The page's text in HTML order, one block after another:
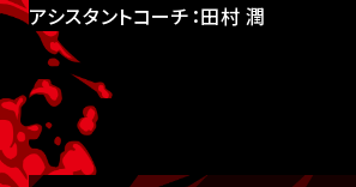
アシスタントコーチ：田村 潤